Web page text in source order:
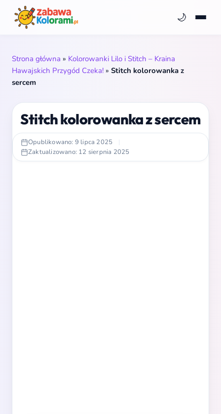
🌙
Strona główna » Kolorowanki Lilo i Stitch – Kraina
Hawajskich Przygód Czeka! » Stitch kolorowanka z
sercem
Stitch kolorowanka z sercem
Opublikowano: 9 lipca 2025
|
Zaktualizowano: 12 sierpnia 2025